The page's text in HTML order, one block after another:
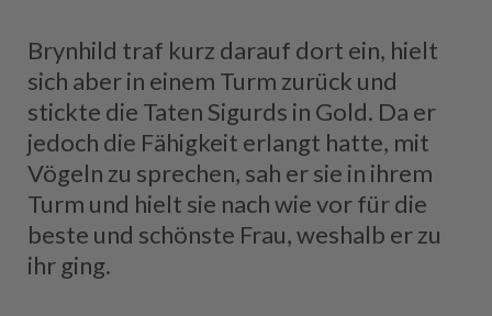
Brynhild traf kurz darauf dort ein, hielt
sich aber in einem Turm zurück und
stickte die Taten Sigurds in Gold. Da er
jedoch die Fähigkeit erlangt hatte, mit
Vögeln zu sprechen, sah er sie in ihrem
Turm und hielt sie nach wie vor für die
beste und schönste Frau, weshalb er zu
ihr ging.